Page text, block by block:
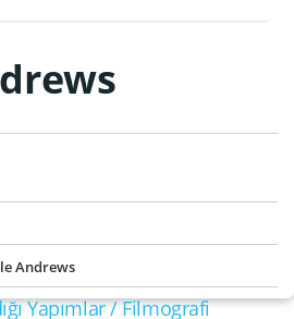
Andrews
Yapımlar / Filmografi